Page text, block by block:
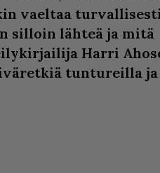
vaeltaa
silloin lähteä ja mitä
Harri
tuntureilla ja